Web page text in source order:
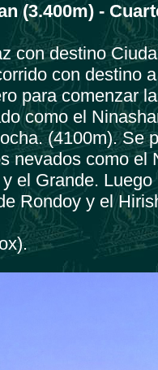
(3.400m) -
con destino
con destino a
para comenzar
como el
(4100m). Se
nevados como el
el Grande. Luego
Rondoy y el